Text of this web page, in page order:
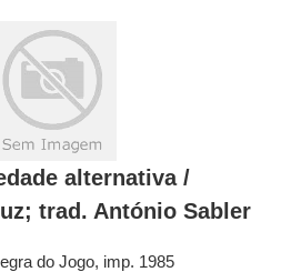
alternativa /
trad. António Sabler
do Jogo, imp. 1985